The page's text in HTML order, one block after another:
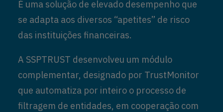
É uma solução de elevado desempenho que
se adapta aos diversos “apetites” de risco
das instituições financeiras.
A SSPTRUST desenvolveu um módulo
complementar, designado por TrustMonitor
que automatiza por inteiro o processo de
filtragem de entidades, em cooperação com